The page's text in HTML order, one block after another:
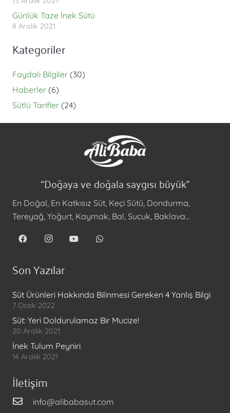
Günlük Taze İnek Sütü
8 Aralık 2021
Kategoriler
Faydalı Bilgiler (30)
Haberler (6)
Sütlü Tarifler (24)
“Doğaya ve doğala saygısı büyük”
En Doğal, En Katkısız Süt, Keçi Sütü, Dondurma,
Tereyağ, Yoğurt, Kaymak, Bal, Sucuk, Baklava…
Son Yazılar
Süt Ürünleri Hakkında Bilinmesi Gereken 4 Yanlış Bilgi
7 Ocak 2022
Süt: Yeri Doldurulamaz Bir Mucize!
20 Aralık 2021
İnek Tulum Peyniri
14 Aralık 2021
İletişim
info@alibabasut.com